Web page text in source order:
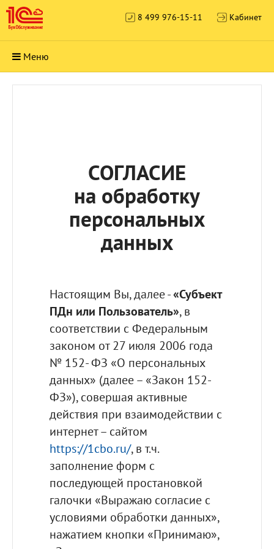
8 499 976-15-11 Кабинет
Меню
СОГЛАСИЕ
на обработку
персональных
данных
Настоящим Вы, далее -«Субъект
ПДн или Пользователь», в
соответствии с Федеральным
законом от 27 июля 2006 года
№ 152- ФЗ «О персональных
данных» (далее – «Закон 152-
ФЗ»), совершая активные
действия при взаимодействии с
интернет – сайтом
https://1cbo.ru/, в т.ч.
заполнение форм с
последующей простановкой
галочки «Выражаю согласие с
условиями обработки данных»,
нажатием кнопки «Принимаю»,